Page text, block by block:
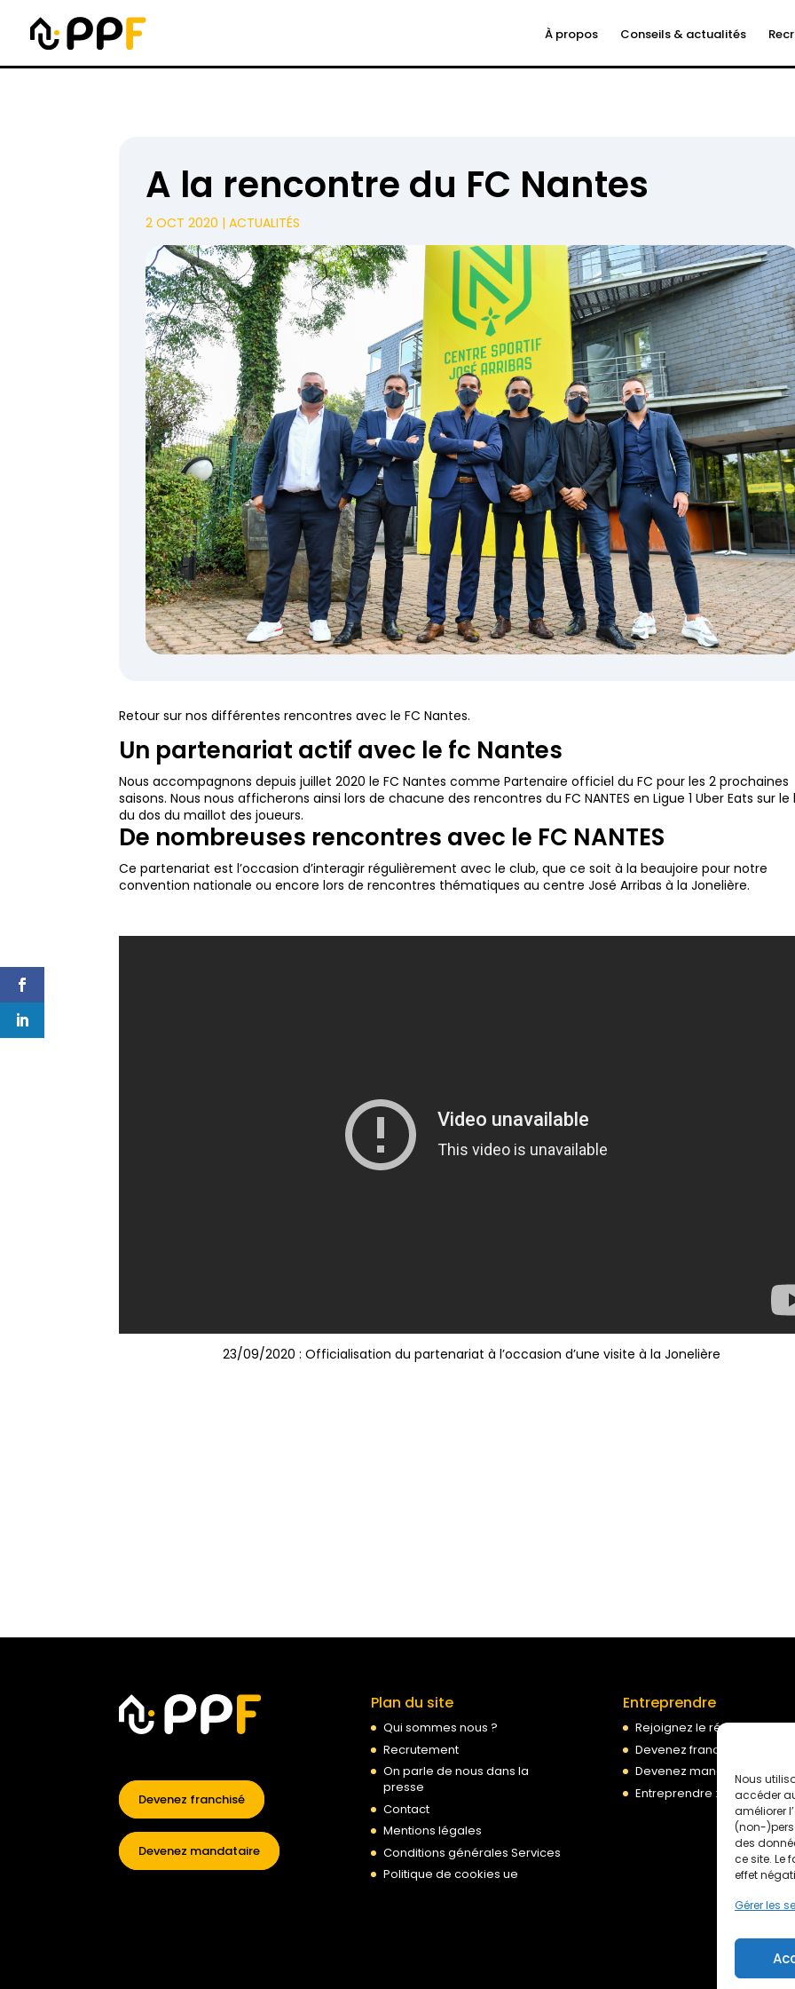
Nous
accéder
améliorer
(non-
des
ce site. Le
effet
Gérer les
À propos Conseils & actualités
A la rencontre du FC Nantes
2 OCT 2020 |ACTUALITÉS
Retour sur nos différentes rencontres avec le FC Nantes.
Un partenariat actif avec le fc Nantes
Nous accompagnons depuis juillet 2020 le FC Nantes comme Partenaire officiel du FC pour les 2 prochaines
saisons. Nous nous afficherons ainsi lors de chacune des rencontres du FC NANTES en Ligue 1 Uber Eats sur
du dos du maillot des joueurs.
De nombreuses rencontres avec le FC NANTES
Ce partenariat est l’occasion d’interagir régulièrement avec le club, que ce soit à la beaujoire pour notre
convention nationale ou encore lors de rencontres thématiques au centre José Arribas à la Jonelière.
23/09/2020 : Officialisation du partenariat à l’occasion d’une visite à la Jonelière
Devenez franchisé
Devenez mandataire
Plan du site
Qui sommes nous ?
Recrutement
On parle de nous dans la
presse
Contact
Mentions légales
Conditions générales Services
Politique de cookies ue
Entreprendre
Rejoignez le réseau PPF
Devenez franchisé
Devenez mandataire PPF
Entreprendre : nos conseils